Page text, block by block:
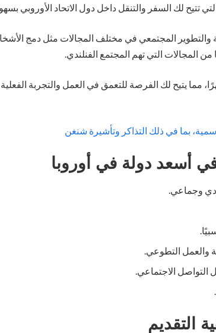
تتيح لك السفر والتنقل داخل دول الاتحاد الأوروبي
المجتمعي في مختلف المجالات مثل دمج
المجالات التي تهم المجتمع الفنلندي.
فترة التطوع لمدة 11 شهرًا، مما يتيح لك الفرصة للتعمق في العمل والتجربة
بما في ذلك التذاكر وتأشيرة شنغن
أسعد دولة في أوروبا
وجماعي.
والعمل التطوعي.
الاجتماعي.
التقديم